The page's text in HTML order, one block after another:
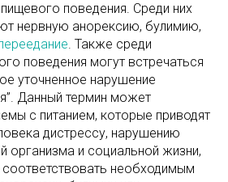
поведения. Среди них
нервную анорексию, булимию,
. Также среди
поведения могут встречаться
уточненное нарушение
Данный термин может
с питанием, которые приводят
дистрессу, нарушению
организма и социальной жизни,
соответствовать необходимым